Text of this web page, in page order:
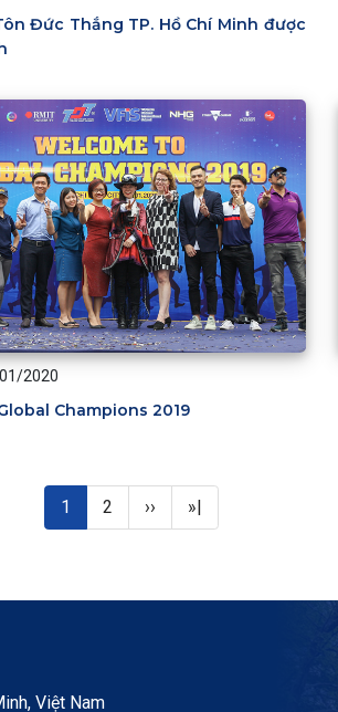
Đức Thắng TP. Hồ Chí Minh được
2020
Champions 2019
Trang hiện thời
1 Page
2 Next page
›› Last page
»|
Việt Nam